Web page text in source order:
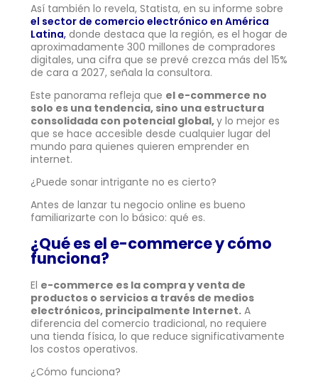
Así también lo revela, Statista, en su informe sobre
el sector de comercio electrónico en América
Latina, donde destaca que la región, es el hogar de
aproximadamente 300 millones de compradores
digitales, una cifra que se prevé crezca más del 15%
de cara a 2027, señala la consultora.
Este panorama refleja que el e-commerce no
solo es una tendencia, sino una estructura
consolidada con potencial global,y lo mejor es
que se hace accesible desde cualquier lugar del
mundo para quienes quieren emprender en
internet.
¿Puede sonar intrigante no es cierto?
Antes de lanzar tu negocio online es bueno
familiarizarte con lo básico: qué es.
¿Qué es el e-commerce y cómo
funciona?
El e-commerce es la compra y venta de
productos o servicios a través de medios
electrónicos, principalmente Internet. A
diferencia del comercio tradicional, no requiere
una tienda física, lo que reduce significativamente
los costos operativos.
¿Cómo funciona?